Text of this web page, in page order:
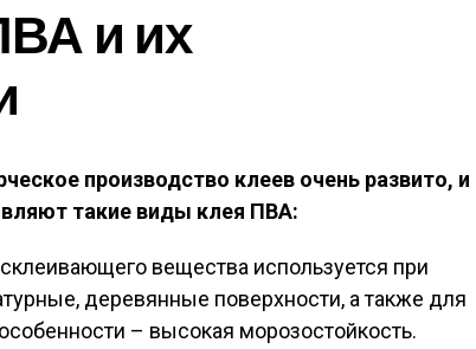
и их
производство клеев очень развито, и
такие виды клея ПВА:
вещества используется при
деревянные поверхности, а также для
– высокая морозостойкость.